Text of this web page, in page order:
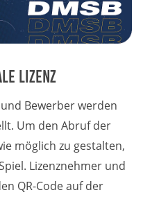
Lizenz
Bewerber werden
Um den Abruf der
möglich zu gestalten,
Lizenznehmer und
QR-Code auf der